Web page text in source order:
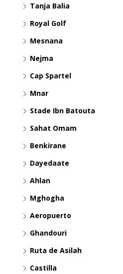
Tanja Balia
Royal Golf
Mesnana
Nejma
Cap Spartel
Mnar
Stade Ibn Batouta
Sahat Omam
Benkirane
Dayedaate
Ahlan
Mghogha
Aeropuerto
Ghandouri
Ruta de Asilah
Castilla